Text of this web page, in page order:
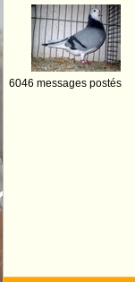
6046 messages postés